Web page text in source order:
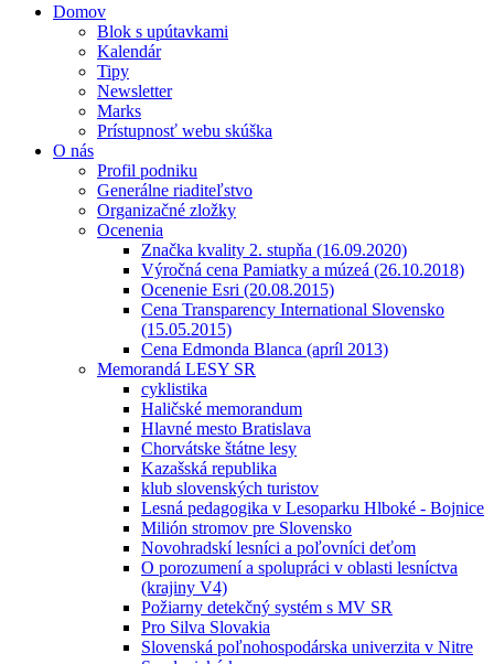
Domov
Blok s upútavkami
Kalendár
Tipy
Newsletter
Marks
Prístupnosť webu skúška
O nás
Profil podniku
Generálne riaditeľstvo
Organizačné zložky
Ocenenia
Značka kvality 2. stupňa (16.09.2020)
Výročná cena Pamiatky a múzeá (26.10.2018)
Ocenenie Esri (20.08.2015)
Cena Transparency International Slovensko
(15.05.2015)
Cena Edmonda Blanca (apríl 2013)
Memorandá LESY SR
cyklistika
Haličské memorandum
Hlavné mesto Bratislava
Chorvátske štátne lesy
Kazašská republika
klub slovenských turistov
Lesná pedagogika v Lesoparku Hlboké - Bojnice
Milión stromov pre Slovensko
Novohradskí lesníci a poľovníci deťom
O porozumení a spolupráci v oblasti lesníctva
(krajiny V4)
Požiarny detekčný systém s MV SR
Pro Silva Slovakia
Slovenská poľnohospodárska univerzita v Nitre